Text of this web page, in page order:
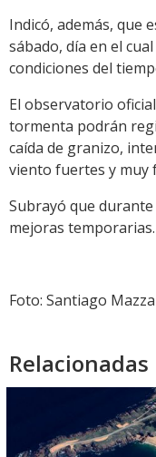
Indicó, además, que
sábado, día en el
condiciones del
El observatorio
tormenta podrán
caída de granizo,
viento fuertes y muy
Subrayó que
mejoras temporarias.
Foto: Santiago
Relacionadas